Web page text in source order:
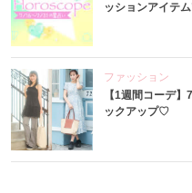
ッションアイテ
ファッション
【1週間コーデ
ックアップ♡